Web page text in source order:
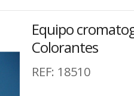
Equipo
Colorantes
REF: 18510